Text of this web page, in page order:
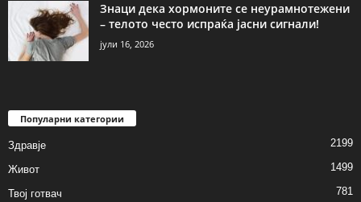
Знаци дека хормоните се неурамнотежени
– телото често испраќа јасни сигнали!
јули 16, 2026
Популарни категории
Здравје 2199
Живот 1499
Твој готвач 781